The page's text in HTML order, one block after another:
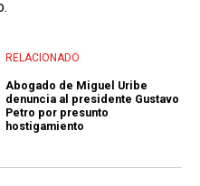
RELACIONADO
Abogado de Miguel Uribe
denuncia al presidente Gustavo
Petro por presunto
hostigamiento